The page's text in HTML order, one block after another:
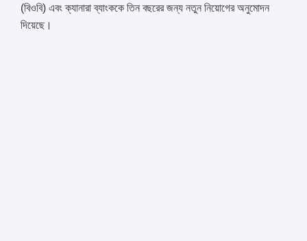
(বিওবি) এবং ক্যানারা ব্যাংককে তিন বছরের জন্য নতুন নিয়োগের অনুমোদন
দিয়েছে।